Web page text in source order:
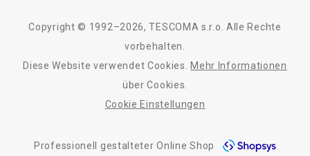
Copyright © 1992–2026, TESCOMA s.r.o. Alle Rechte
vorbehalten.
Diese Website verwendet Cookies. Mehr Informationen
über Cookies.
Cookie Einstellungen
Professionell gestalteter Online Shop